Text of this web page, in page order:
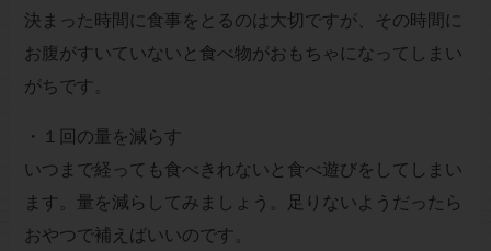
決まった時間に食事をとるのは大切ですが、その時間に
お腹がすいていないと食べ物がおもちゃになってしまい
がちです。
・１回の量を減らす
いつまで経っても食べきれないと食べ遊びをしてしまい
ます。量を減らしてみましょう。足りないようだったら
おやつで補えばいいのです。